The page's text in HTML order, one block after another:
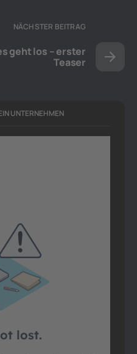
NÄCHSTER BEITRAG
geht los – erster
Teaser
UNTERNEHMEN